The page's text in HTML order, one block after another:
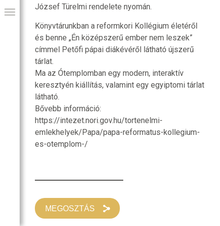
József Türelmi rendelete nyomán.
Könyvtárunkban a reformkori Kollégium életéről
és benne „Én középszerű ember nem leszek”
címmel Petőfi pápai diákévéről látható újszerű
tárlat.
Ma az Ótemplomban egy modern, interaktív
keresztyén kiállítás, valamint egy egyiptomi tárlat
látható.
Bővebb információ:
https://intezet.nori.gov.hu/tortenelmi-
emlekhelyek/Papa/papa-reformatus-kollegium-
es-otemplom-/
MEGOSZTÁS